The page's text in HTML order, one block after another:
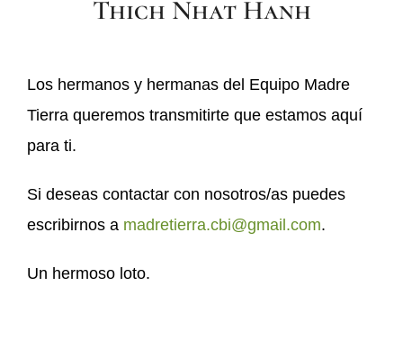
Thich Nhat Hanh
Los hermanos y hermanas del Equipo Madre
Tierra queremos transmitirte que estamos aquí
para ti.
Si deseas contactar con nosotros/as puedes
escribirnos a madretierra.cbi@gmail.com.
Un hermoso loto.